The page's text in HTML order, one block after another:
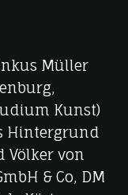
Müller
Kunst)
Hintergrund
Völker von
& Co, DM